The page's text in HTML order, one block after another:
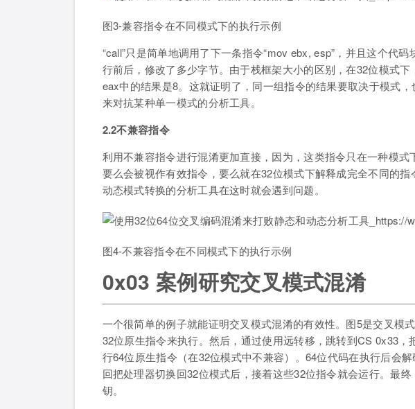
图3-兼容指令在不同模式下的执行示例
“call”只是简单地调用了下一条指令“mov ebx, esp”，并且这个代码
行前后，修改了多少字节。由于栈框架大小的区别，在32位模式下
eax中的结果是8。这就证明了，同一组指令的结果要取决于模式
来对抗某种单一模式的分析工具。
2.2不兼容指令
利用不兼容指令进行混淆更加直接，因为，这类指令只在一种模
要么会被视作有效指令，要么就在32位模式下解释成完全不同的
动态模式转换的分析工具在这时就会遇到问题。
图4-不兼容指令在不同模式下的执行示例
0x03 案例研究交叉模式混淆
一个很简单的例子就能证明交叉模式混淆的有效性。图5是交叉模
32位原生指令来执行。然后，通过使用远转移，跳转到CS 0x33，
行64位原生指令（在32位模式中不兼容）。64位代码在执行后会
回把处理器切换回32位模式后，接着这些32位指令就会运行。最
钥。